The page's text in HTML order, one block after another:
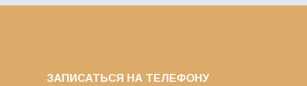
ЗАПИСАТЬСЯ НА ТЕЛЕФОНУ